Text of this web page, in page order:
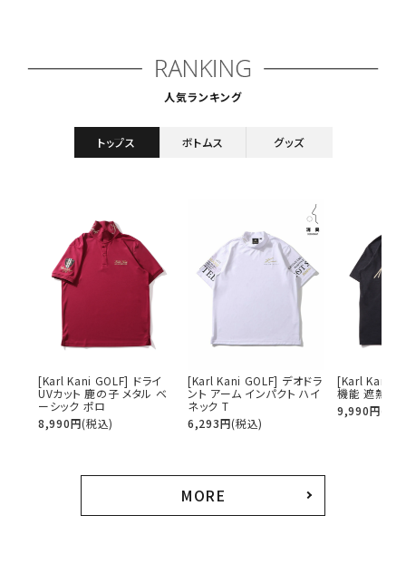
詳しい条件から探す
人気ランキング
トップス ボトムス グッズ
[Karl Kani GOLF] ドライ
UVカット 鹿の子 メタル ベ
ーシック ポロ
8,990円(税込)
[Karl Kani GOLF] デオドラ
ント アーム インパクト ハイ
ネック T
6,293円(税込)
[Karl Kani
機能 遮熱 ゴ
9,990円
MORE